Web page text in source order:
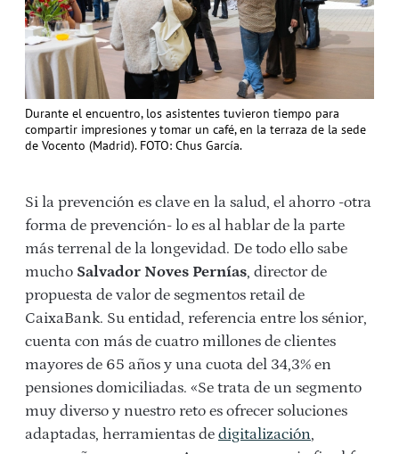
Durante el encuentro, los asistentes tuvieron tiempo para
compartir impresiones y tomar un café, en la terraza de la sede
de Vocento (Madrid). FOTO: Chus García.
Si la prevención es clave en la salud, el ahorro -otra
forma de prevención- lo es al hablar de la parte
más terrenal de la longevidad. De todo ello sabe
mucho Salvador Noves Pernías, director de
propuesta de valor de segmentos retail de
CaixaBank. Su entidad, referencia entre los sénior,
cuenta con más de cuatro millones de clientes
mayores de 65 años y una cuota del 34,3% en
pensiones domiciliadas. «Se trata de un segmento
muy diverso y nuestro reto es ofrecer soluciones
adaptadas, herramientas de digitalización,